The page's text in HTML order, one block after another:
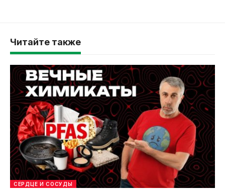
Читайте также
СЕРДЦЕ И СОСУДЫ